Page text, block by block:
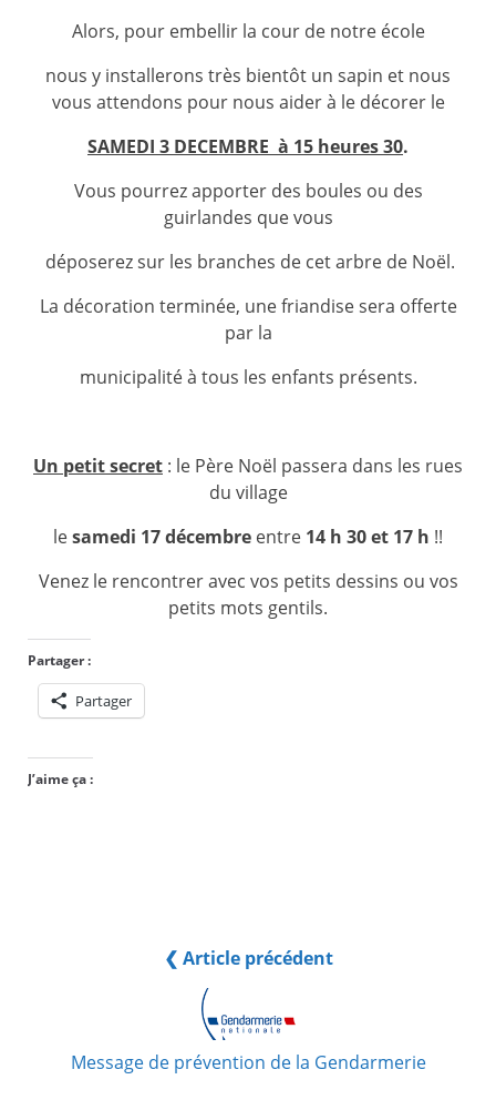
Alors, pour embellir la cour de notre école
nous y installerons très bientôt un sapin et nous
vous attendons pour nous aider à le décorer le
SAMEDI 3 DECEMBRE à 15 heures 30.
Vous pourrez apporter des boules ou des
guirlandes que vous
déposerez sur les branches de cet arbre de Noël.
La décoration terminée, une friandise sera offerte
par la
municipalité à tous les enfants présents.
Un petit secret : le Père Noël passera dans les rues
du village
lesamedi 17 décembre entre 14 h 30 et 17 h !!
Venez le rencontrer avec vos petits dessins ou vos
petits mots gentils.
Partager :
Partager
J’aime ça :
❮ Article précédent
Message de prévention de la Gendarmerie